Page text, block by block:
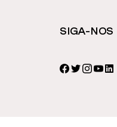
SIGA-NOS